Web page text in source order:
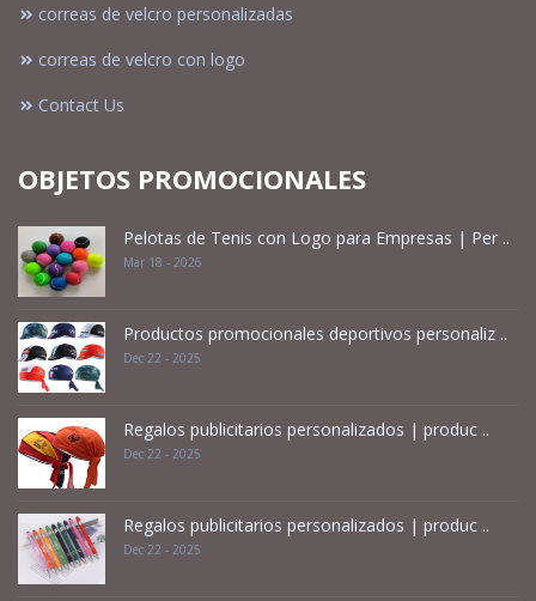
correas de velcro personalizadas
correas de velcro con logo
Contact Us
OBJETOS PROMOCIONALES
Pelotas de Tenis con Logo para Empresas | Per ..
Mar 18 - 2026
Productos promocionales deportivos personaliz ..
Dec 22 - 2025
Regalos publicitarios personalizados | produc ..
Dec 22 - 2025
Regalos publicitarios personalizados | produc ..
Dec 22 - 2025